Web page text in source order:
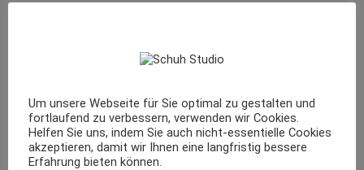
Um unsere Webseite für Sie optimal zu gestalten und
fortlaufend zu verbessern, verwenden wir Cookies.
Helfen Sie uns, indem Sie auch nicht-essentielle Cookies
akzeptieren, damit wir Ihnen eine langfristig bessere
Erfahrung bieten können.